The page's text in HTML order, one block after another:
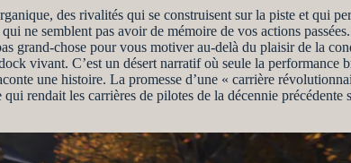
des rivalités qui se construisent sur la piste et qui
ne semblent pas avoir de mémoire de vos actions
grand-chose pour vous motiver au-delà du plaisir de la
vivant. C’est un désert narratif où seule la
une histoire. La promesse d’une « carrière
rendait les carrières de pilotes de la décennie précédente